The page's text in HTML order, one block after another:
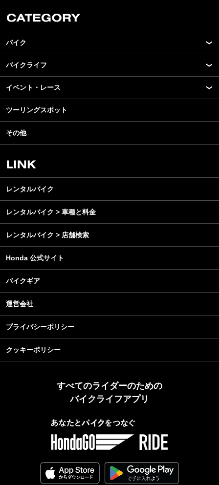
バイク
New Model Show
モデル情報
カスタマイズパーツ
テクノロジー
名車・旧車
ビジネス
バイクライフ
アプリ
ライディングギア
ツーリング
アウトドア
レンタルバイク
イベント・レース
モータースポーツ
イベント
スクール・レッスン
ツーリングスポット
その他
レンタルバイク
レンタルバイク > 車種と料金
レンタルバイク > 店舗検索
Honda 公式サイト
バイクギア
運営会社
プライバシーポリシー
クッキーポリシー
すべてのライダーのための
バイクライフアプリ